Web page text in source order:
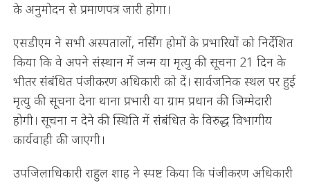
के अनुमोदन से प्रमाणपत्र जारी होगा।
एसडीएम ने सभी अस्पतालों, नर्सिंग होमों के प्रभारियों को निर्देशित
किया कि वे अपने संस्थान में जन्म या मृत्यु की सूचना 21 दिन के
भीतर संबंधित पंजीकरण अधिकारी को दें। सार्वजनिक स्थल पर हुई
मृत्यु की सूचना देना थाना प्रभारी या ग्राम प्रधान की जिम्मेदारी
होगी। सूचना न देने की स्थिति में संबंधित के विरुद्ध विभागीय
कार्यवाही की जाएगी।
उपजिलाधिकारी राहुल शाह ने स्पष्ट किया कि पंजीकरण अधिकारी